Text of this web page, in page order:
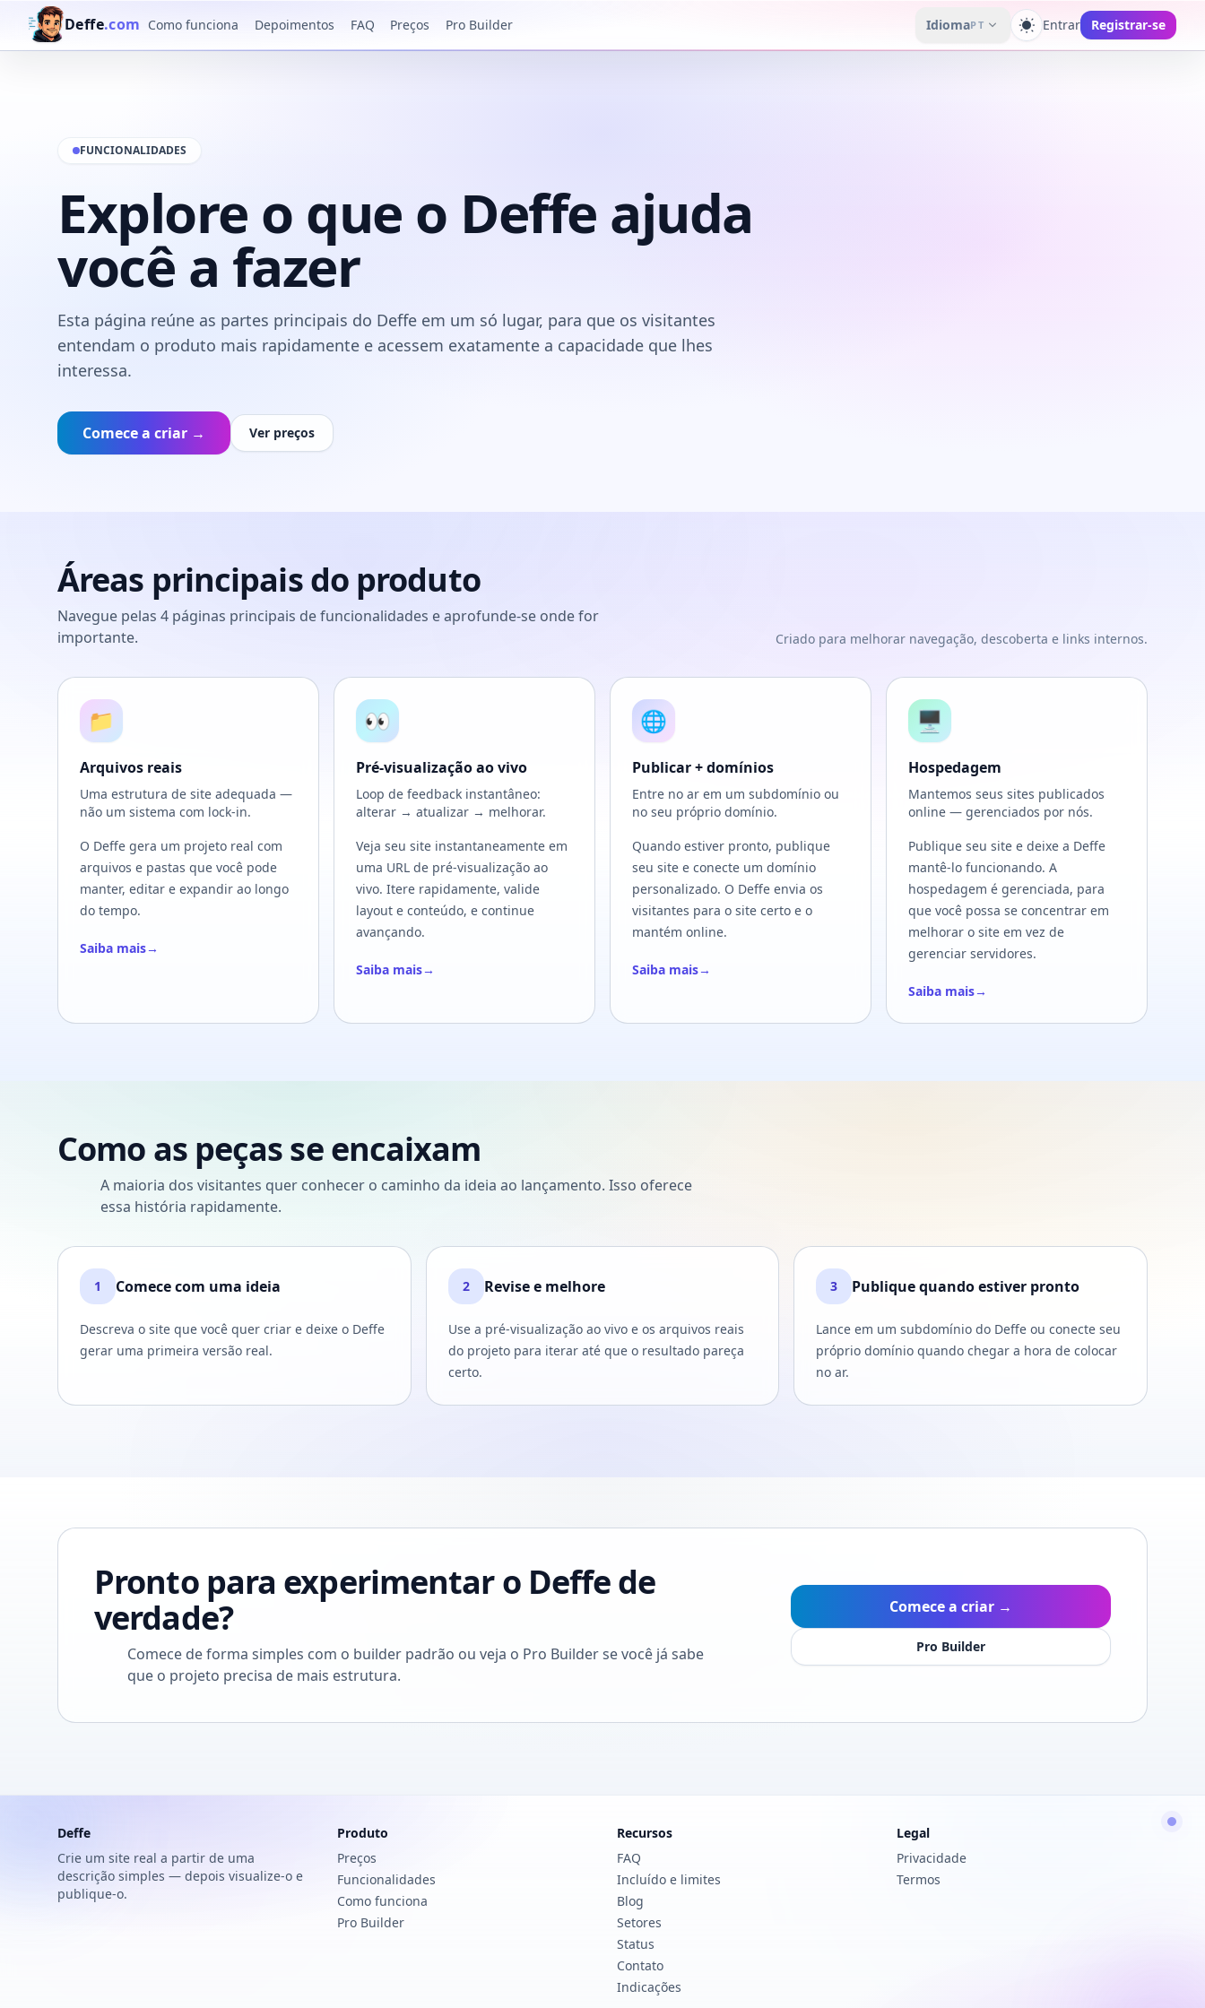
Deffe.com Como funciona Depoimentos FAQ Preços Pro Builder IdiomaPT Alternar tema
Entrar Registrar-se
FUNCIONALIDADES
Explore o que o Deffe ajuda
você a fazer
Esta página reúne as partes principais do Deffe em um só lugar, para que os visitantes
entendam o produto mais rapidamente e acessem exatamente a capacidade que lhes
interessa.
Comece a criar → Ver preços
Áreas principais do produto
Navegue pelas 4 páginas principais de funcionalidades e aprofunde-se onde for
importante.
Criado para melhorar navegação, descoberta e links internos.
📁
Arquivos reais
Uma estrutura de site adequada —
não um sistema com lock-in.
O Deffe gera um projeto real com
arquivos e pastas que você pode
manter, editar e expandir ao longo
do tempo.
Saiba mais→
👀
Pré-visualização ao vivo
Loop de feedback instantâneo:
alterar → atualizar → melhorar.
Veja seu site instantaneamente em
uma URL de pré-visualização ao
vivo. Itere rapidamente, valide
layout e conteúdo, e continue
avançando.
Saiba mais→
🌐
Publicar + domínios
Entre no ar em um subdomínio ou
no seu próprio domínio.
Quando estiver pronto, publique
seu site e conecte um domínio
personalizado. O Deffe envia os
visitantes para o site certo e o
mantém online.
Saiba mais→
🖥️
Hospedagem
Mantemos seus sites publicados
online — gerenciados por nós.
Publique seu site e deixe a Deffe
mantê-lo funcionando. A
hospedagem é gerenciada, para
que você possa se concentrar em
melhorar o site em vez de
gerenciar servidores.
Saiba mais→
Como as peças se encaixam
A maioria dos visitantes quer conhecer o caminho da ideia ao lançamento. Isso oferece
essa história rapidamente.
1 Comece com uma ideia
Descreva o site que você quer criar e deixe o Deffe
gerar uma primeira versão real.
2 Revise e melhore
Use a pré-visualização ao vivo e os arquivos reais
do projeto para iterar até que o resultado pareça
certo.
3 Publique quando estiver pronto
Lance em um subdomínio do Deffe ou conecte seu
próprio domínio quando chegar a hora de colocar
no ar.
Pronto para experimentar o Deffe de
verdade?
Comece de forma simples com o builder padrão ou veja o Pro Builder se você já sabe
que o projeto precisa de mais estrutura.
Comece a criar →
Pro Builder
Deffe
Crie um site real a partir de uma
descrição simples — depois visualize-o e
publique-o.
Produto
Preços
Funcionalidades
Como funciona
Pro Builder
Recursos
FAQ
Incluído e limites
Blog
Setores
Status
Contato
Indicações
Legal
Privacidade
Termos